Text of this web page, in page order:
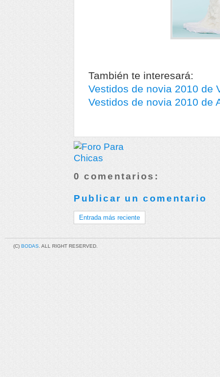
También te interesará:
Vestidos de novia 2010 de
Vestidos de novia 2010 de
0 comentarios:
Publicar un comentario
Entrada más reciente
(C) BODAS . ALL RIGHT RESERVED.